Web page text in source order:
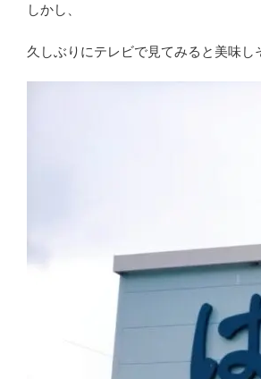
しかし、
久しぶりにテレビで見てみると美味し